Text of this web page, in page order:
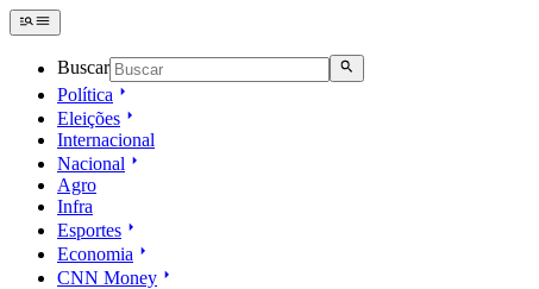
Buscar
Política
Eleições
Internacional
Nacional
Agro
Infra
Esportes
Economia
CNN Money